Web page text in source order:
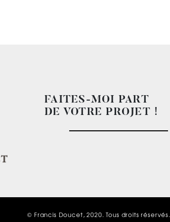
FAITES-MOI PART
DE VOTRE PROJET !
© Francis Doucet, 2020. Tous droits réservés.